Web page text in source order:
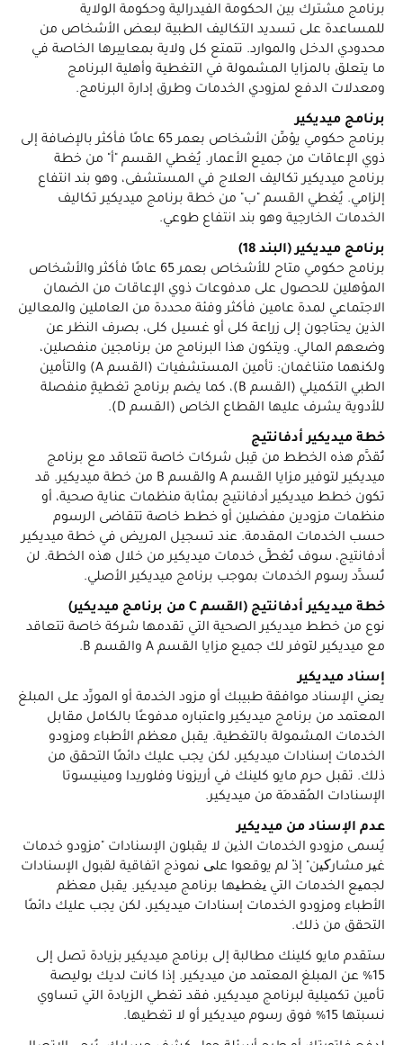
برنامج مشترك بين الحكومة الفيدرالية وحكومة الولاية
للمساعدة على تسديد التكاليف الطبية لبعض الأشخاص من
محدودي الدخل والموارد. تتمتع كل ولاية بمعاييرها الخاصة في
ما يتعلق بالمزايا المشمولة في التغطية وأهلية البرنامج
ومعدلات الدفع لمزودي الخدمات وطرق إدارة البرنامج.
برنامج ميديكير
برنامج حكومي يؤمِّن الأشخاص بعمر 65 عامًا فأكثر بالإضافة إلى
ذوي الإعاقات من جميع الأعمار. يُغطي القسم "أ" من خطة
برنامج ميديكير تكاليف العلاج في المستشفى، وهو بند انتفاع
إلزامي. يُغطي القسم "ب" من خطة برنامج ميديكير تكاليف
الخدمات الخارجية وهو بند انتفاع طوعي.
برنامج ميديكير (البند 18)
برنامج حكومي متاح للأشخاص بعمر 65 عامًا فأكثر والأشخاص
المؤهلين للحصول على مدفوعات ذوي الإعاقات من الضمان
الاجتماعي لمدة عامين فأكثر وفئة محددة من العاملين والمعالين
الذين يحتاجون إلى زراعة كلى أو غسيل كلى، بصرف النظر عن
وضعهم المالي. ويتكون هذا البرنامج من برنامجين منفصلين،
ولكنهما متناغمان: تأمين المستشفيات (القسم A) والتأمين
الطبي التكميلي (القسم B)، كما يضم برنامج تغطيةٍ منفصلة
للأدوية يشرف عليها القطاع الخاص (القسم D).
خطة ميديكير أدفانتيج
تُقدَّم هذه الخطط من قِبل شركات خاصة تتعاقد مع برنامج
ميديكير لتوفير مزايا القسم A والقسم B من خطة ميديكير. قد
تكون خطط ميديكير أدفانتيج بمثابة منظمات عناية صحية، أو
منظمات مزودين مفضلين أو خطط خاصة تتقاضى الرسوم
حسب الخدمات المقدمة. عند تسجيل المريض في خطة ميديكير
أدفانتيج، سوف تُغطَّى خدمات ميديكير من خلال هذه الخطة. لن
تُسدَّد رسوم الخدمات بموجب برنامج ميديكير الأصلي.
خطة ميديكير أدفانتيج (القسم C من برنامج ميديكير)
نوع من خطط ميديكير الصحية التي تقدمها شركة خاصة تتعاقد
مع ميديكير لتوفر لك جميع مزايا القسم A والقسم B.
إسناد ميديكير
يعني الإسناد موافقة طبيبك أو مزود الخدمة أو المورِّد على المبلغ
المعتمد من برنامج ميديكير واعتباره مدفوعًا بالكامل مقابل
الخدمات المشمولة بالتغطية. يقبل معظم الأطباء ومزودو
الخدمات إسنادات ميديكير، لكن يجب عليك دائمًا التحقق من
ذلك. تقبل حرم مايو كلينك في أريزونا وفلوريدا ومينيسوتا
الإسنادات المُقدمَة من ميديكير.
عدم الإسناد من ميديكير
يُسمى مزودو الخدمات الذین لا يقبلون الإسنادات "مزودو خدمات
غیر مشارکین" إذْ لم يوقعوا علی نموذج اتفاقية لقبول الإسنادات
لجمیع الخدمات التي یغطیها برنامج ميديكير. يقبل معظم
الأطباء ومزودو الخدمات إسنادات ميديكير، لكن يجب عليك دائمًا
التحقق من ذلك.
ستقدم مايو كلينك مطالبة إلى برنامج ميديكير بزيادة تصل إلى
15% عن المبلغ المعتمد من ميديكير. إذا كانت لديك بوليصة
تأمين تكميلية لبرنامج ميديكير، فقد تغطي الزيادة التي تساوي
نسبتها 15% فوق رسوم ميديكير أو لا تغطيها.